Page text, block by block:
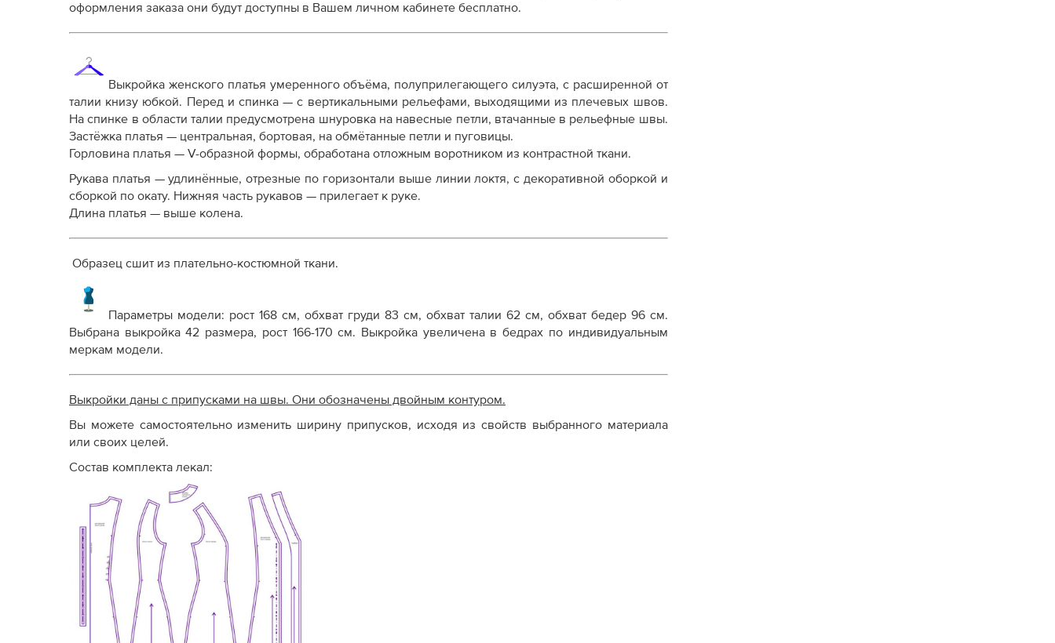
Дополнительные файлы:
Терминология машинных работ
Терминология ВТО
Дополнение к технологии пошива
Как распечатывать выкройки
Как скорректировать готовую выкройку по росту
оформления заказа они будут доступны в Вашем личном кабинете бесплатно.
Выкройка женского платья умеренного объёма, полуприлегающего силуэта, с расширенной от
талии книзу юбкой. Перед и спинка — с вертикальными рельефами, выходящими из плечевых швов.
На спинке в области талии предусмотрена шнуровка на навесные петли, втачанные в рельефные швы.
Застёжка платья — центральная, бортовая, на обмётанные петли и пуговицы.
Горловина платья — V-образной формы, обработана отложным воротником из контрастной ткани.
Рукава платья — удлинённые, отрезные по горизонтали выше линии локтя, с декоративной оборкой и
сборкой по окату. Нижняя часть рукавов — прилегает к руке.
Длина платья — выше колена.
Образец сшит из плательно-костюмной ткани.
Параметры модели: рост 168 см, обхват груди 83 см, обхват талии 62 см, обхват бедер 96 см.
Выбрана выкройка 42 размера, рост 166-170 см. Выкройка увеличена в бедрах по индивидуальным
меркам модели.
Выкройки даны с припусками на швы. Они обозначены двойным контуром.
Вы можете самостоятельно изменить ширину припусков, исходя из свойств выбранного материала
или своих целей.
Состав комплекта лекал: